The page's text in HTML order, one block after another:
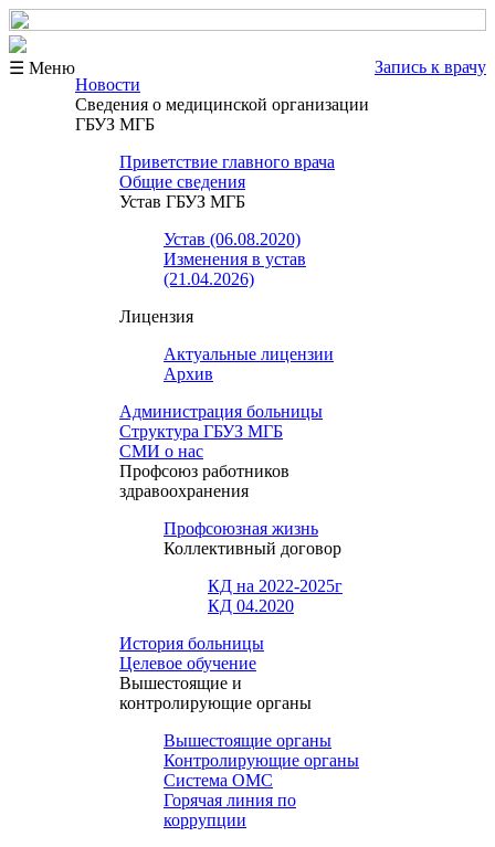
☰ Меню
Запись к врачу
Новости
Сведения о медицинской организации
ГБУЗ МГБ
Приветствие главного врача
Общие сведения
Устав ГБУЗ МГБ
Устав (06.08.2020)
Изменения в устав
(21.04.2026)
Лицензия
Актуальные лицензии
Архив
Администрация больницы
Структура ГБУЗ МГБ
СМИ о нас
Профсоюз работников
здравоохранения
Профсоюзная жизнь
Коллективный договор
КД на 2022-2025г
КД 04.2020
История больницы
Целевое обучение
Вышестоящие и
контролирующие органы
Вышестоящие органы
Контролирующие органы
Система ОМС
Горячая линия по
коррупции